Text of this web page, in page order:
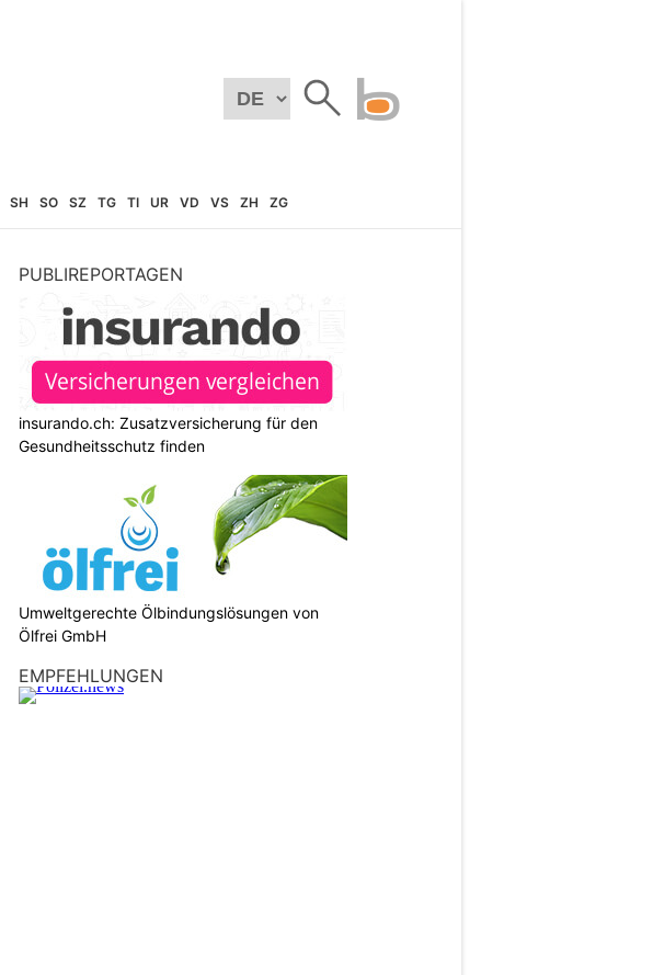
SH SO SZ TG TI UR VD VS ZH ZG
PUBLIREPORTAGEN
insurando.ch: Zusatzversicherung für den
Gesundheitsschutz finden
Umweltgerechte Ölbindungslösungen von
Ölfrei GmbH
EMPFEHLUNGEN